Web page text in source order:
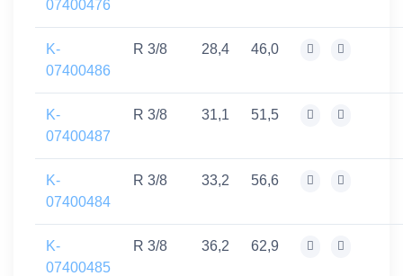
07400476
K-
07400486
R 3/8 28,4 46,0
K-
07400487
R 3/8 31,1 51,5
K-
07400484
R 3/8 33,2 56,6
K-
07400485
R 3/8 36,2 62,9